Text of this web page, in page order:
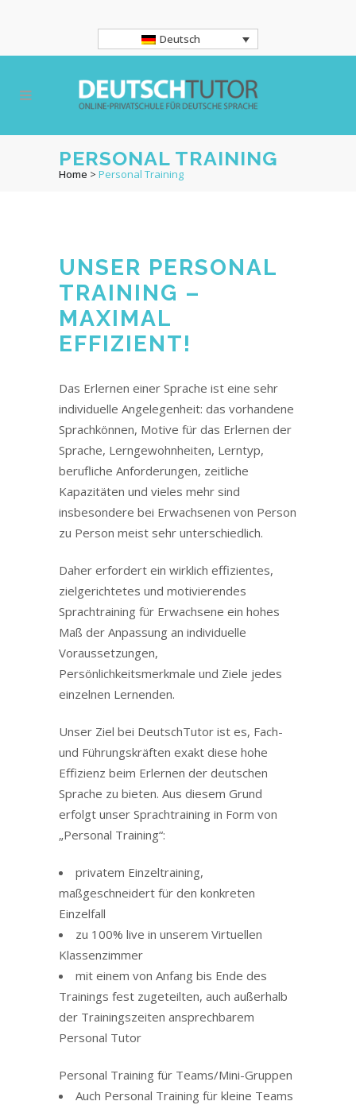
Deutsch
PERSONAL TRAINING
Home > Personal Training
UNSER PERSONAL
TRAINING –
MAXIMAL
EFFIZIENT!
Das Erlernen einer Sprache ist eine sehr
individuelle Angelegenheit: das vorhandene
Sprachkönnen, Motive für das Erlernen der
Sprache, Lerngewohnheiten, Lerntyp,
berufliche Anforderungen, zeitliche
Kapazitäten und vieles mehr sind
insbesondere bei Erwachsenen von Person
zu Person meist sehr unterschiedlich.
Daher erfordert ein wirklich effizientes,
zielgerichtetes und motivierendes
Sprachtraining für Erwachsene ein hohes
Maß der Anpassung an individuelle
Voraussetzungen,
Persönlichkeitsmerkmale und Ziele jedes
einzelnen Lernenden.
Unser Ziel bei DeutschTutor ist es, Fach-
und Führungskräften exakt diese hohe
Effizienz beim Erlernen der deutschen
Sprache zu bieten. Aus diesem Grund
erfolgt unser Sprachtraining in Form von
„Personal Training“:
privatem Einzeltraining,
maßgeschneidert für den konkreten
Einzelfall
zu 100% live in unserem Virtuellen
Klassenzimmer
mit einem von Anfang bis Ende des
Trainings fest zugeteilten, auch außerhalb
der Trainingszeiten ansprechbarem
Personal Tutor
Personal Training für Teams/Mini-Gruppen
Auch Personal Training für kleine Teams